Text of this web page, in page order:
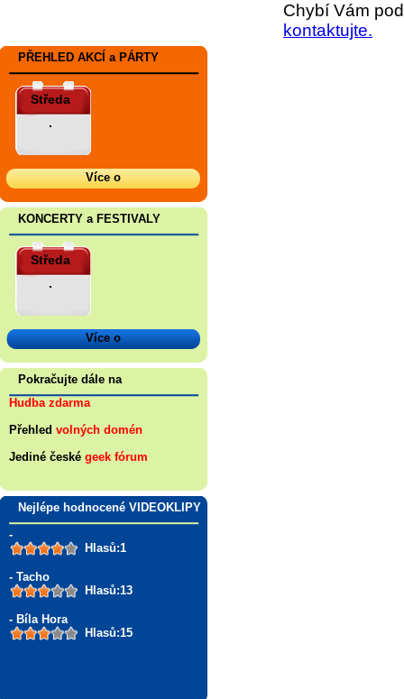
Chybí Vám
kontaktujte.
PŘEHLED AKCÍ a PÁRTY
Středa
.
Více o
KONCERTY a FESTIVALY
Středa
.
Více o
Pokračujte dále na
Hudba zdarma
Přehled volných domén
Jediné české geek fórum
Nejlépe hodnocené VIDEOKLIPY
-
Hlasů:1
- Tacho
Hlasů:13
- Bíla Hora
Hlasů:15